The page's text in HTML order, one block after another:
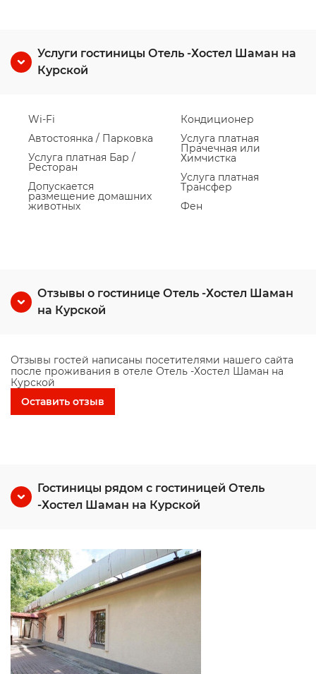
Услуги гостиницы Отель -Хостел Шаман на
Курской
Wi-Fi
Автостоянка / Парковка
Услуга платная Бар /
Ресторан
Допускается
размещение домашних
животных
Кондиционер
Услуга платная
Прачечная или
Химчистка
Услуга платная
Трансфер
Фен
Отзывы о гостинице Отель -Хостел Шаман
на Курской
Отзывы гостей написаны посетителями нашего сайта
после проживания в отеле Отель -Хостел Шаман на
Курской
Оставить отзыв
Гостиницы рядом с гостиницей Отель
-Хостел Шаман на Курской